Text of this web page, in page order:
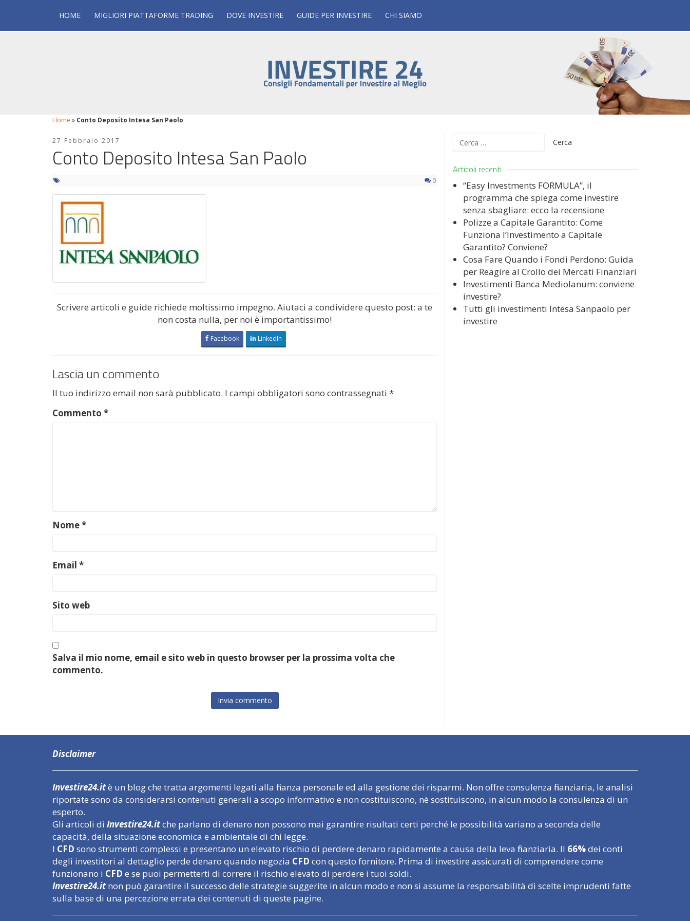
HOME MIGLIORI PIATTAFORME TRADING DOVE INVESTIRE GUIDE PER INVESTIRE CHI SIAMO
Home » Conto Deposito Intesa San Paolo
27 Febbraio 2017
Conto Deposito Intesa San Paolo
0
Scrivere articoli e guide richiede moltissimo impegno. Aiutaci a condividere questo post: a te
non costa nulla, per noi è importantissimo!
Facebook LinkedIn
Lascia un commento
Il tuo indirizzo email non sarà pubblicato. I campi obbligatori sono contrassegnati *
Commento *
Nome*
Email *
Sito web
Salva il mio nome, email e sito web in questo browser per la prossima volta che
commento.
Ricerca
Articoli recenti
“Easy Investments FORMULA”, il
programma che spiega come investire
senza sbagliare: ecco la recensione
Polizze a Capitale Garantito: Come
Funziona l’Investimento a Capitale
Garantito? Conviene?
Cosa Fare Quando i Fondi Perdono: Guida
per Reagire al Crollo dei Mercati Finanziari
Investimenti Banca Mediolanum: conviene
investire?
Tutti gli investimenti Intesa Sanpaolo per
investire
Disclaimer
Investire24.itè un blog che tratta argomenti legati alla finanza personale ed alla gestione dei risparmi. Non offre consulenza finanziaria, le analisi
riportate sono da considerarsi contenuti generali a scopo informativo e non costituiscono, nè sostituiscono, in alcun modo la consulenza di un
esperto.
Gli articoli di Investire24.itche parlano di denaro non possono mai garantire risultati certi perché le possibilità variano a seconda delle
capacità, della situazione economica e ambientale di chi legge.
I CFD sono strumenti complessi e presentano un elevato rischio di perdere denaro rapidamente a causa della leva finanziaria. Il 66%dei conti
degli investitori al dettaglio perde denaro quando negozia CFD con questo fornitore. Prima di investire assicurati di comprendere come
funzionano i CFD e se puoi permetterti di correre il rischio elevato di perdere i tuoi soldi.
Investire24.itnon può garantire il successo delle strategie suggerite in alcun modo e non si assume la responsabilità di scelte imprudenti fatte
sulla base di una percezione errata dei contenuti di queste pagine.